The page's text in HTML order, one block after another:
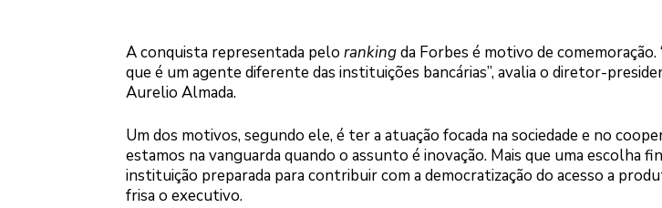
A conquista representada pelo rankingda Forbes é motivo de comemoração.
que é um agente diferente das instituições bancárias”, avalia o diretor-
Aurelio Almada.
Um dos motivos, segundo ele, é ter a atuação focada na sociedade e no
estamos na vanguarda quando o assunto é inovação. Mais que uma escolha
instituição preparada para contribuir com a democratização do acesso a
frisa o executivo.